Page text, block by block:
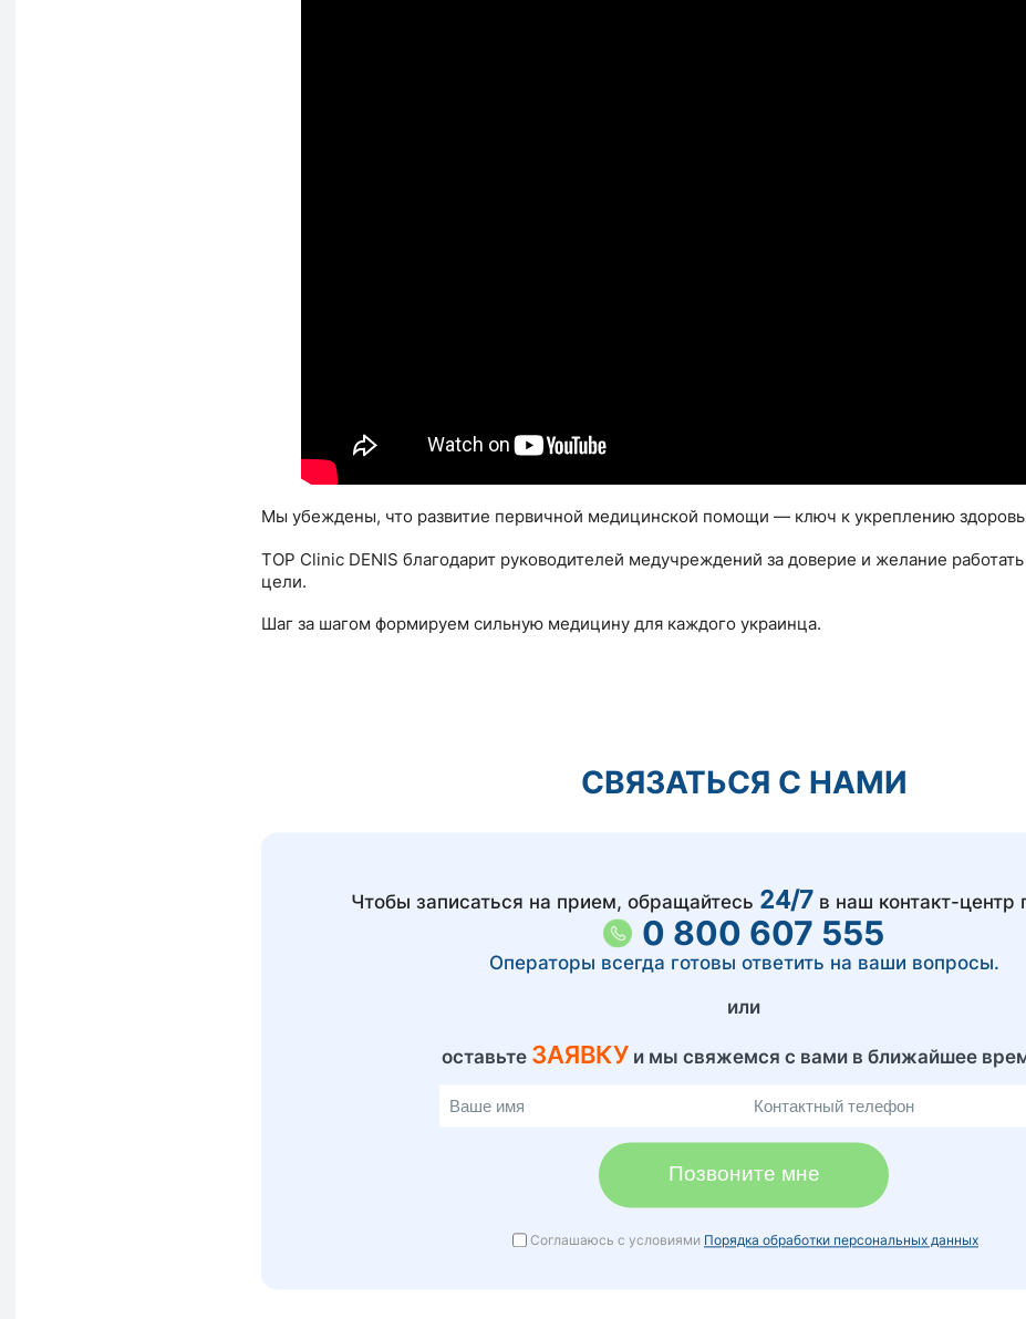
Мы убеждены, что развитие первичной медицинской помощи — ключ к укреплению
TOP Clinic DENIS благодарит руководителей медучреждений за доверие и желание
цели.
Шаг за шагом формируем сильную медицину для каждого украинца.
СВЯЗАТЬСЯ С НАМИ
Чтобы записаться на прием, обращайтесь 24/7 в наш контакт-центр
0 800 607 555
Операторы всегда готовы ответить на ваши вопросы.
или
оставьте ЗАЯВКУ и мы свяжемся с вами в ближайшее
Позвоните мне
Соглашаюсь с условиями Порядка обработки персональных данных